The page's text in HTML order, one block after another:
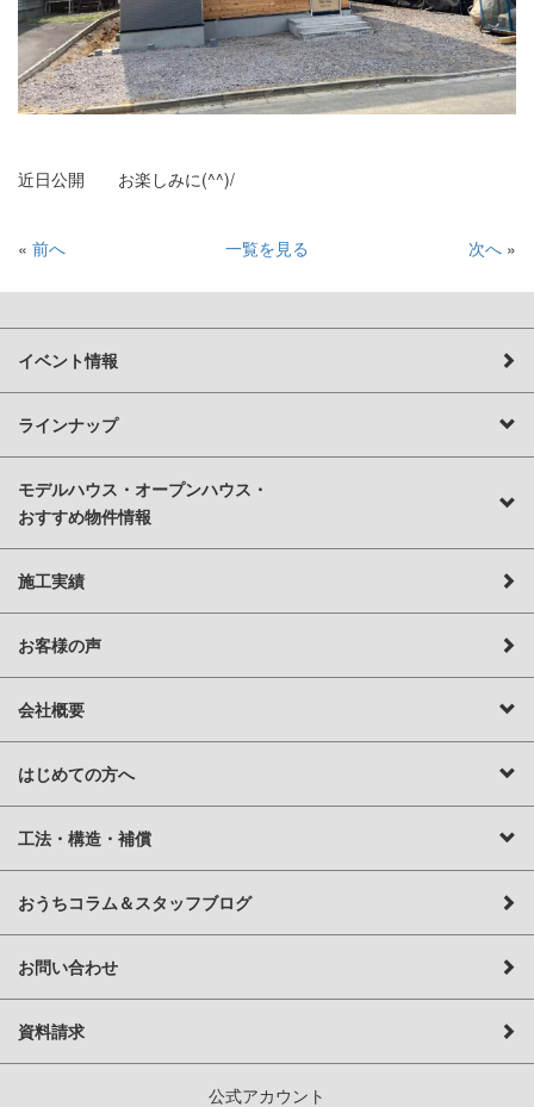
近日公開 お楽しみに(^^)/
« 前へ 一覧を見る 次へ »
イベント情報
ラインナップ
モデルハウス・オープンハウス・
おすすめ物件情報
施工実績
お客様の声
会社概要
はじめての方へ
工法・構造・補償
おうちコラム＆スタッフブログ
お問い合わせ
資料請求
公式アカウント